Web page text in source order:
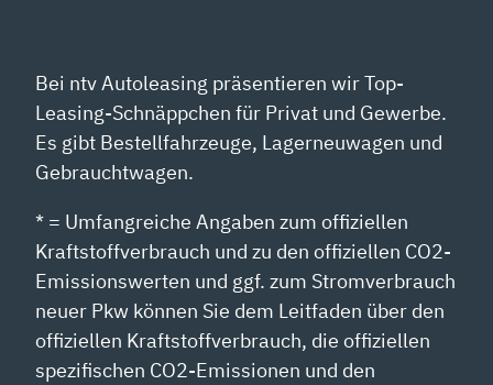
Bei ntv Autoleasing präsentieren wir Top-
Leasing-Schnäppchen für Privat und Gewerbe.
Es gibt Bestellfahrzeuge, Lagerneuwagen und
Gebrauchtwagen.
* = Umfangreiche Angaben zum offiziellen
Kraftstoffverbrauch und zu den offiziellen CO2-
Emissionswerten und ggf. zum Stromverbrauch
neuer Pkw können Sie dem Leitfaden über den
offiziellen Kraftstoffverbrauch, die offiziellen
spezifischen CO2-Emissionen und den